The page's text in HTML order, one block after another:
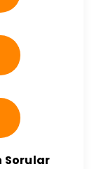
Sorular